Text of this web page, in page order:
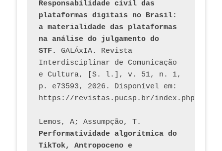
Responsabilidade civil das
plataformas digitais no Brasil:
a materialidade das plataformas
na análise do julgamento do
STF.
GALÁxIA. Revista
Interdisciplinar de Comunicação
e Cultura, [S. l.], v. 51, n. 1,
p. e73593, 2026. Disponível em:
Performatividade algorítmica do
TikTok, Antropoceno e